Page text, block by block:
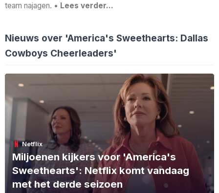
team najagen. • Lees verder…
Nieuws over 'America's Sweethearts: Dallas
Cowboys Cheerleaders'
Netflix
Miljoenen kijkers voor 'America's
Sweethearts': Netflix komt vandaag
met het derde seizoen